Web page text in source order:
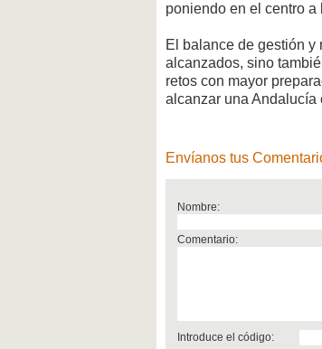
poniendo en el centro a
El balance de gestión y
alcanzados, sino
retos con mayor
alcanzar una
Envíanos tus
Nombre:
Comentario:
Introduce el código: